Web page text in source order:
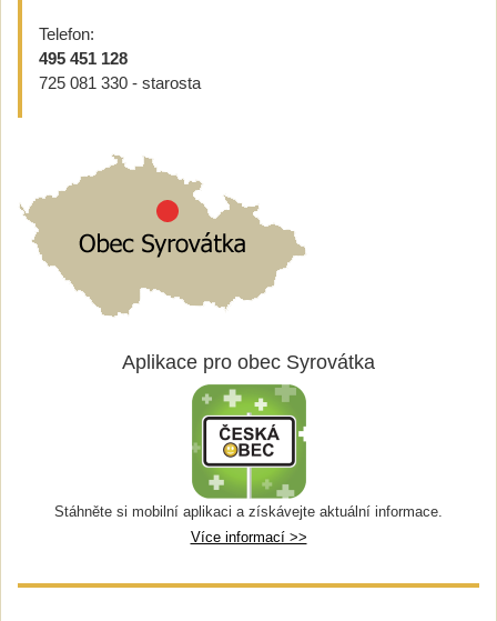
Telefon:
495 451 128
725 081 330 - starosta
Aplikace pro obec Syrovátka
Stáhněte si mobilní aplikaci a získávejte aktuální informace.
Více informací >>